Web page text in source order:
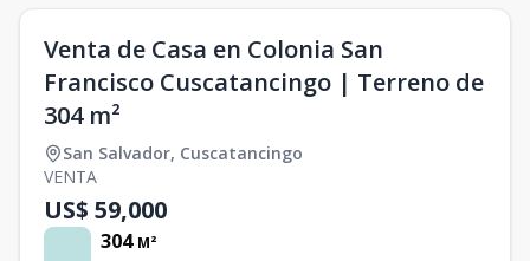
Venta de Casa en Colonia San
Francisco Cuscatancingo | Terreno de
304 m²
San Salvador, Cuscatancingo
VENTA
US$ 59,000
304 M²